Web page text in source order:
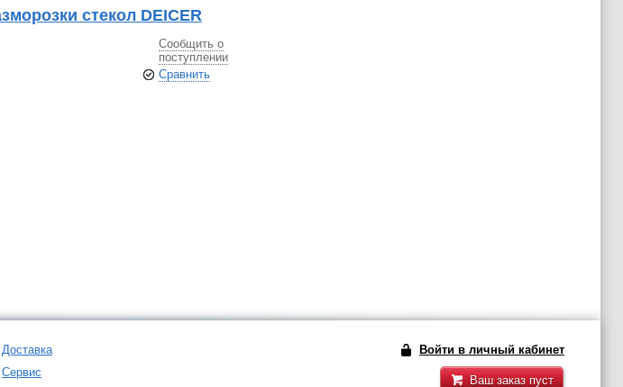
стекол DEICER
Сообщить о
поступлении
Сравнить
Войти в личный кабинет
Ваш заказ пуст
Доставка
Сервис